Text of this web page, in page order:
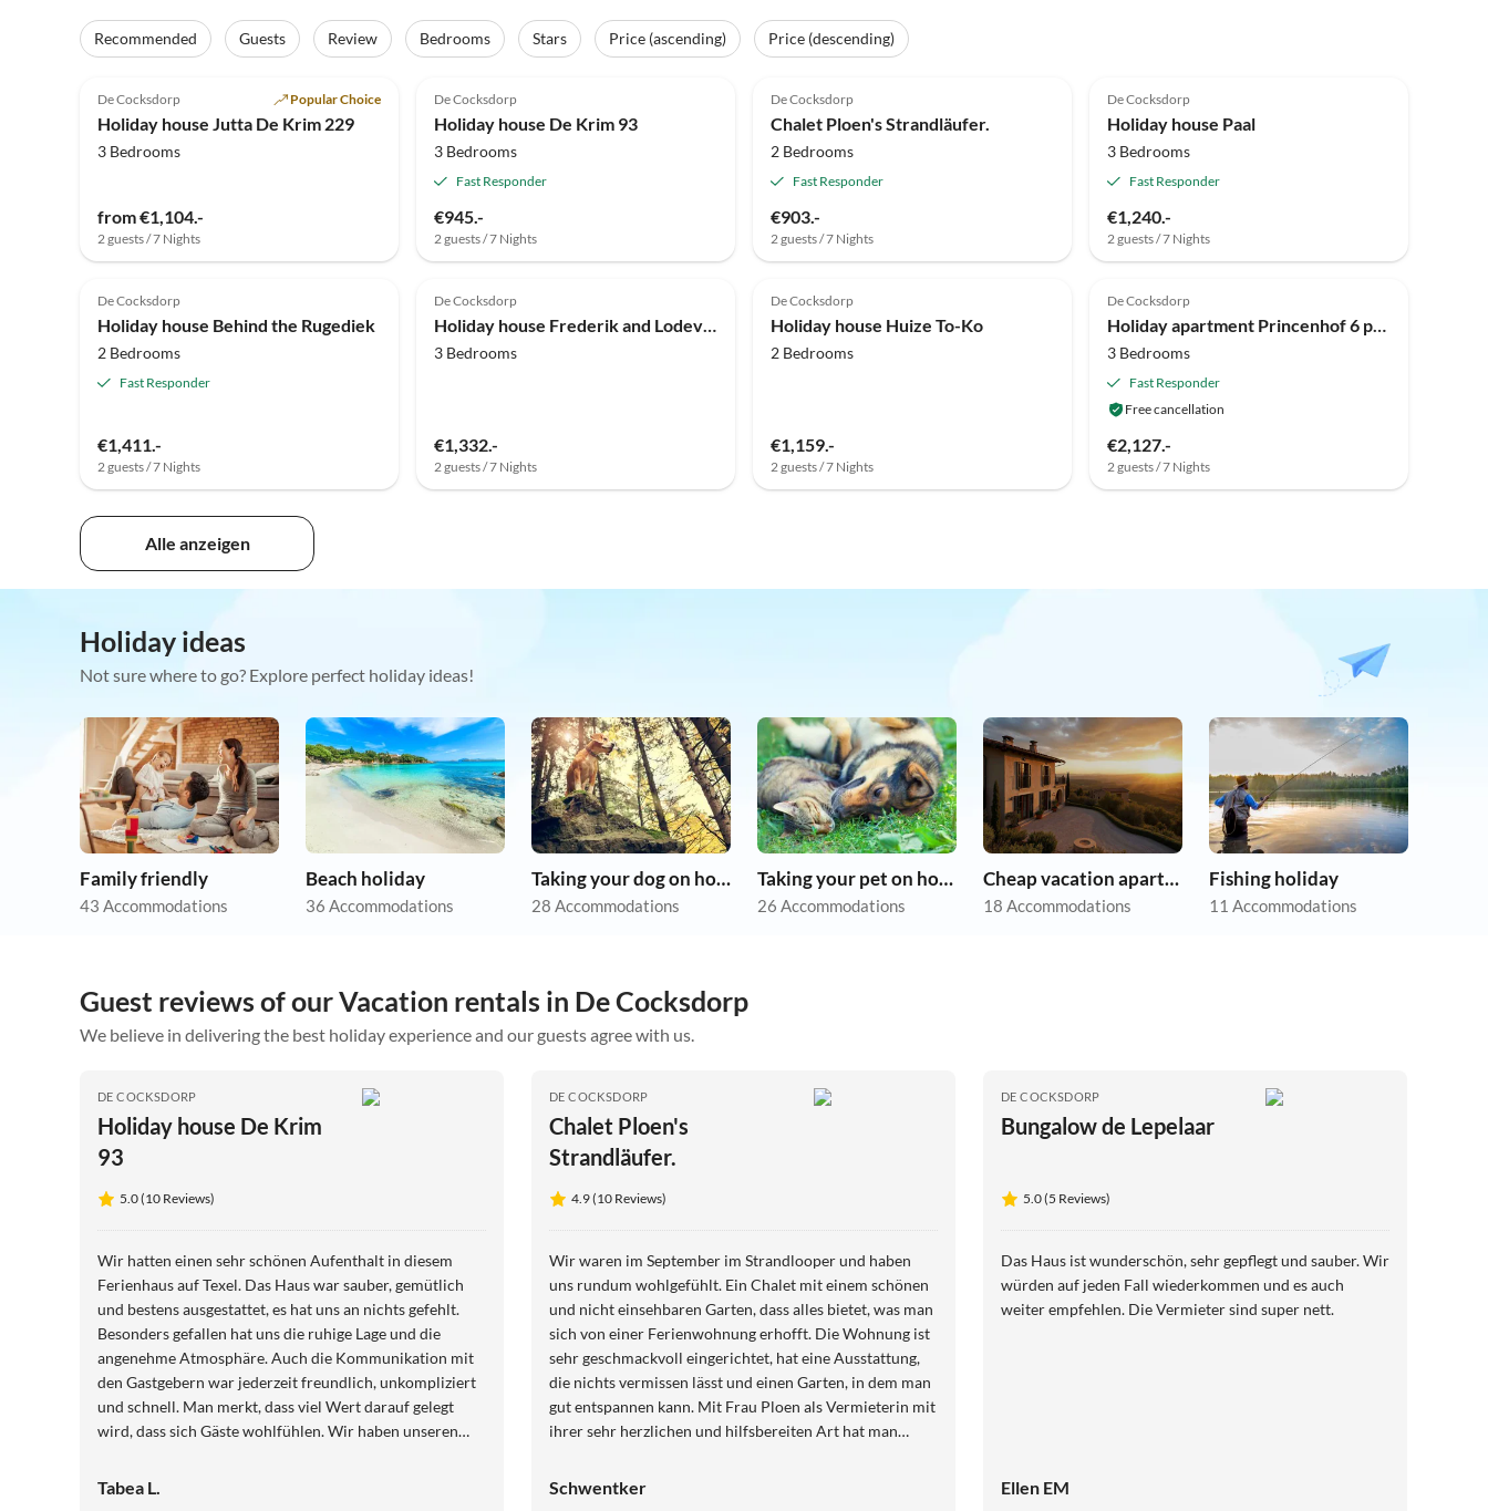
Recommended Guests Review Bedrooms Stars Price (ascending) Price (descending)
Top-Listing
De Cocksdorp Popular Choice
Holiday house Jutta De Krim 229
3 Bedrooms
from €1,104.-
2 guests / 7 Nights
De Cocksdorp
Holiday house De Krim 93
3 Bedrooms
Fast Responder
€945.-
2 guests / 7 Nights
De Cocksdorp
Chalet Ploen's Strandläufer.
2 Bedrooms
Fast Responder
€903.-
2 guests / 7 Nights
De Cocksdorp
Holiday house Paal
3 Bedrooms
Fast Responder
€1,240.-
2 guests / 7 Nights
De Cocksdorp
Holiday house Behind the Rugediek
2 Bedrooms
Fast Responder
€1,411.-
2 guests / 7 Nights
De Cocksdorp
Holiday house Frederik and Lodevika
3 Bedrooms
€1,332.-
2 guests / 7 Nights
De Cocksdorp
Holiday house Huize To-Ko
2 Bedrooms
€1,159.-
2 guests / 7 Nights
De Cocksdorp
Holiday apartment Princenhof 6 personen
3 Bedrooms
Fast Responder
Free cancellation
€2,127.-
2 guests / 7 Nights
Alle anzeigen
Holiday ideas
Not sure where to go? Explore perfect holiday ideas!
Family friendly
43 Accommodations
Beach holiday
36 Accommodations
Taking your dog on holiday
28 Accommodations
Taking your pet on holiday
26 Accommodations
Cheap vacation apartments
18 Accommodations
Fishing holiday
11 Accommodations
Guest reviews of our Vacation rentals in De Cocksdorp
We believe in delivering the best holiday experience and our guests agree with us.
DE COCKSDORP
Holiday house De Krim
93
5.0 (10 Reviews)
Wir hatten einen sehr schönen Aufenthalt in diesem
Ferienhaus auf Texel. Das Haus war sauber, gemütlich
und bestens ausgestattet, es hat uns an nichts gefehlt.
Besonders gefallen hat uns die ruhige Lage und die
angenehme Atmosphäre. Auch die Kommunikation mit
den Gastgebern war jederzeit freundlich, unkompliziert
und schnell. Man merkt, dass viel Wert darauf gelegt
wird, dass sich Gäste wohlfühlen. Wir haben unseren
jederzeit weiterempfehlen.
Tabea L.
DE COCKSDORP
Chalet Ploen's
Strandläufer.
4.9 (10 Reviews)
Wir waren im September im Strandlooper und haben
uns rundum wohlgefühlt. Ein Chalet mit einem schönen
und nicht einsehbaren Garten, dass alles bietet, was man
sich von einer Ferienwohnung erhofft. Die Wohnung ist
sehr geschmackvoll eingerichtet, hat eine Ausstattung,
die nichts vermissen lässt und einen Garten, in dem man
gut entspannen kann. Mit Frau Ploen als Vermieterin mit
ihrer sehr herzlichen und hilfsbereiten Art hat man
sehr gepflegt und ein guter Ausgangspunkt für schöne
Schwentker
DE COCKSDORP
Bungalow de Lepelaar
5.0 (5 Reviews)
Das Haus ist wunderschön, sehr gepflegt und sauber. Wir
würden auf jeden Fall wiederkommen und es auch
weiter empfehlen. Die Vermieter sind super nett.
Ellen EM